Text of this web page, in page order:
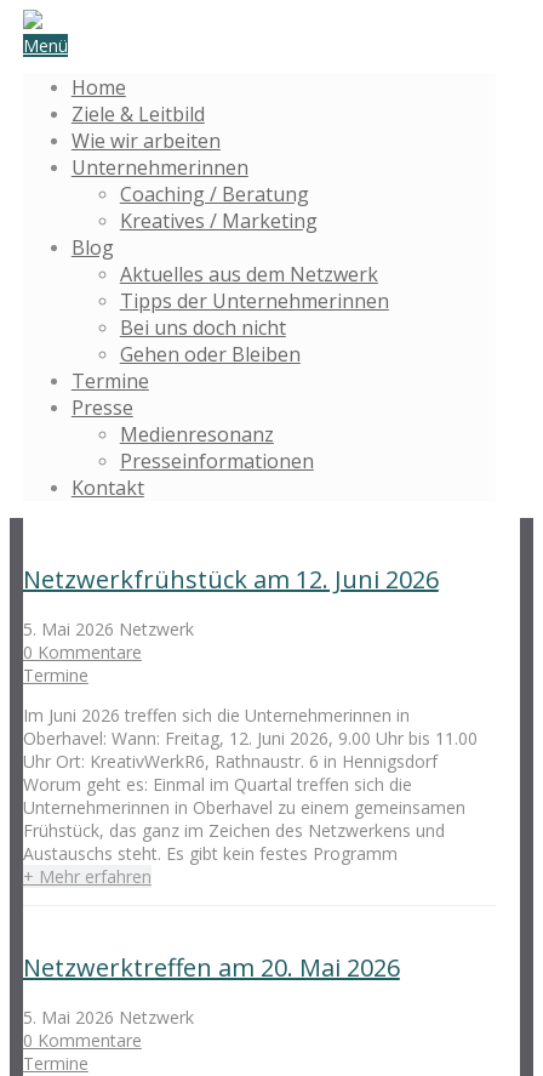
Menü
Home
Ziele & Leitbild
Wie wir arbeiten
Unternehmerinnen
Coaching / Beratung
Kreatives / Marketing
Blog
Aktuelles aus dem Netzwerk
Tipps der Unternehmerinnen
Bei uns doch nicht
Gehen oder Bleiben
Termine
Presse
Medienresonanz
Presseinformationen
Kontakt
Netzwerkfrühstück am 12. Juni 2026
5. Mai 2026 Netzwerk
0 Kommentare
Termine
Im Juni 2026 treffen sich die Unternehmerinnen in
Oberhavel: Wann: Freitag, 12. Juni 2026, 9.00 Uhr bis 11.00
Uhr Ort: KreativWerkR6, Rathnaustr. 6 in Hennigsdorf
Worum geht es: Einmal im Quartal treffen sich die
Unternehmerinnen in Oberhavel zu einem gemeinsamen
Frühstück, das ganz im Zeichen des Netzwerkens und
Austauschs steht. Es gibt kein festes Programm
+ Mehr erfahren
Netzwerktreffen am 20. Mai 2026
5. Mai 2026 Netzwerk
0 Kommentare
Termine